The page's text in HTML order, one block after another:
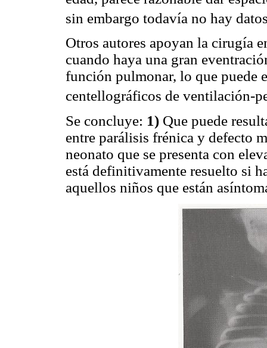
sin embargo todavía no hay
Otros autores apoyan la cirugía
cuando haya una gran
función pulmonar, lo que puede
centellográficos de ventilación-
Se concluye: 1) Que puede
entre parálisis frénica y defecto
neonato que se presenta con
está definitivamente resuelto si
aquellos niños que están